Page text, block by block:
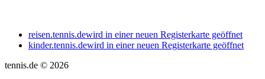
reisen.tennis.dewird in einer neuen Registerkarte geöffnet
kinder.tennis.dewird in einer neuen Registerkarte geöffnet
tennis.de © 2026